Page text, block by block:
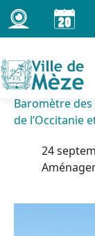
Passer
au
contenu
Baromètre des
de l’Occitanie
24